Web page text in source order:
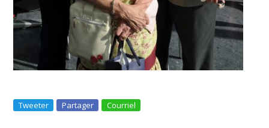
Tweeter Partager Courriel